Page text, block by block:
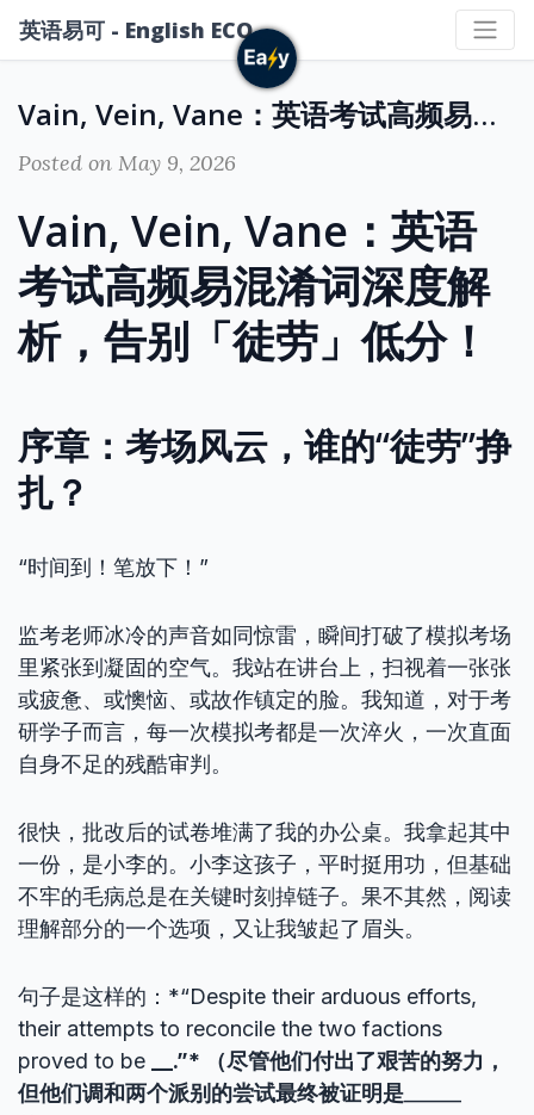
英语易可 - English ECO
Vain, Vein, Vane：英语考试高频易混淆词深度解析，告别「徒劳」低分！
Posted on May 9, 2026
Vain, Vein, Vane：英语
考试高频易混淆词深度解
析，告别「徒劳」低分！
序章：考场风云，谁的“徒劳”挣
扎？
“时间到！笔放下！”
监考老师冰冷的声音如同惊雷，瞬间打破了模拟考场
里紧张到凝固的空气。我站在讲台上，扫视着一张张
或疲惫、或懊恼、或故作镇定的脸。我知道，对于考
研学子而言，每一次模拟考都是一次淬火，一次直面
自身不足的残酷审判。
很快，批改后的试卷堆满了我的办公桌。我拿起其中
一份，是小李的。小李这孩子，平时挺用功，但基础
不牢的毛病总是在关键时刻掉链子。果不其然，阅读
理解部分的一个选项，又让我皱起了眉头。
句子是这样的：*“Despite their arduous efforts,
their attempts to reconcile the two factions
proved to be
.”* （尽管他们付出了艰苦的努力，
但他们调和两个派别的尝试最终被证明是